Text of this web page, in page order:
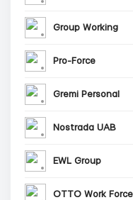
Group Working
Pro-Force
Gremi Personal
Nostrada UAB
EWL Group
OTTO Work Force